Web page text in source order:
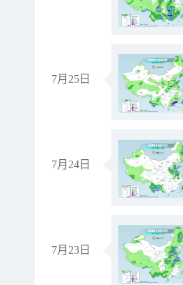
7月25日
7月24日
7月23日